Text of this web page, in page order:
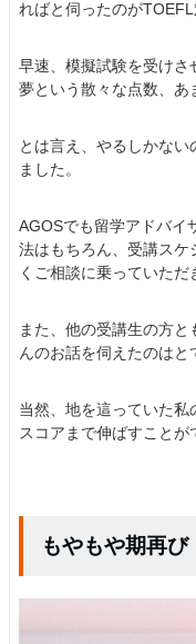
ればと伺ったのがTOEFL
早速、模擬試験を受けさ
夢という散々な点数、あ
とは言え、やるしかな
ました。
AGOSでも留学アドバイ
法はもちろん、受講スケ
くご相談に乗っていただ
また、他の受講生の方と
んのお話を伺えたのはと
当然、地を這っていた
スコアまで伸ばすことが
もやもや期再び